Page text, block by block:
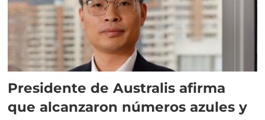
Presidente de Australis afirma
que alcanzaron números azules y